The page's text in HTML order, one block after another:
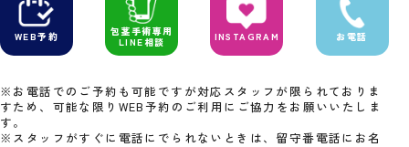
WEB予約
包茎手術専用
LINE相談
INSTAGRAM お電話
※お電話でのご予約も可能ですが対応スタッフが限られておりま
すため、可能な限りWEB予約のご利用にご協力をお願いいたしま
す。
※スタッフがすぐに電話にでられないときは、留守番電話にお名